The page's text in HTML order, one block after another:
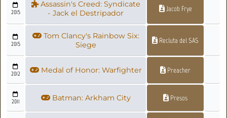
2015
Assassin's Creed: Syndicate
- Jack el Destripador
Jacob Frye
2015
Tom Clancy's Rainbow Six:
Siege
Recluta del SAS
2012 Medal of Honor: Warfighter Preacher
2011 Batman: Arkham City Presos